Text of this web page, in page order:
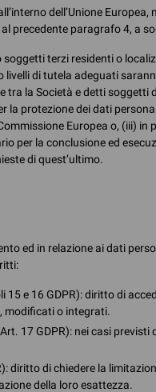
dell’Unione
precedente paragrafo 4, a
terzi residenti o
livelli di tutela adeguati
tra la Società e detti
la protezione dei dati
Europea o, (iii)
per la conclusione ed
di quest’ultimo.
ed in relazione ai dati
15 e 16 GDPR): diritto di
modificati o integrati.
17 GDPR): nei casi
diritto di chiedere la
della loro esattezza.